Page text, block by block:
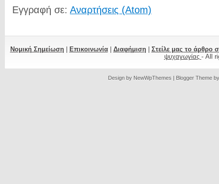
Εγγραφή σε: Αναρτήσεις (Atom)
Νομική Σημείωση| Επικοινωνία| Διαφήμιση| Στείλε μας το άρθρο
ψυχαγωγίας - All
Design by NewWpThemes | Blogger Theme